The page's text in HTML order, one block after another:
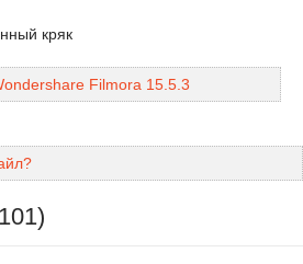
кряк
Filmora 15.5.3